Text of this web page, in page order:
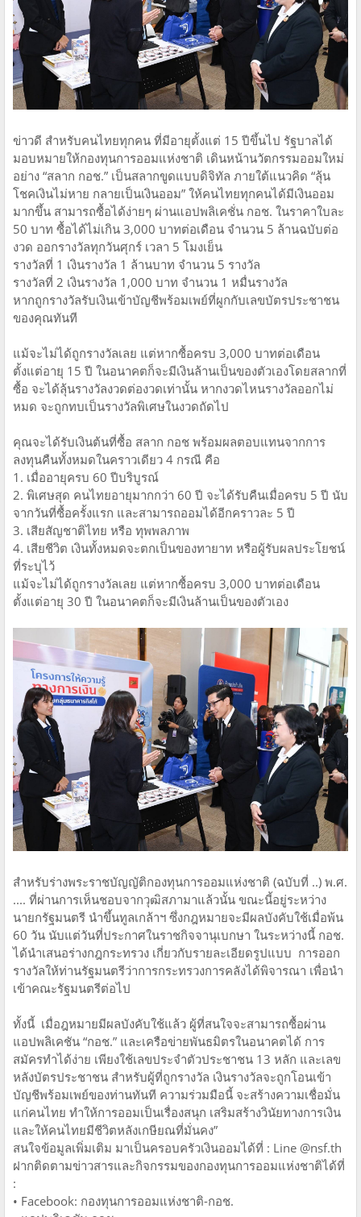
ข่าวดี สำหรับคนไทยทุกคน ที่มีอายุตั้งแต่ 15 ปีขึ้นไป รัฐบาลได้
มอบหมายให้กองทุนการออมแห่งชาติ เดินหน้านวัตกรรมออมใหม่
อย่าง “สลาก กอช.” เป็นสลากขูดแบบดิจิทัล ภายใต้แนวคิด “ลุ้น
โชคเงินไม่หาย กลายเป็นเงินออม” ให้คนไทยทุกคนได้มีเงินออม
มากขึ้น สามารถซื้อได้ง่ายๆ ผ่านแอปพลิเคชั่น กอช. ในราคาใบละ
50 บาท ซื้อได้ไม่เกิน 3,000 บาทต่อเดือน จำนวน 5 ล้านฉบับต่อ
งวด ออกรางวัลทุกวันศุกร์ เวลา 5 โมงเย็น
รางวัลที่ 1 เงินรางวัล 1 ล้านบาท จำนวน 5 รางวัล
รางวัลที่ 2 เงินรางวัล 1,000 บาท จำนวน 1 หมื่นรางวัล
หากถูกรางวัลรับเงินเข้าบัญชีพร้อมเพย์ที่ผูกกับเลขบัตรประชาชน
ของคุณทันที
แม้จะไม่ได้ถูกรางวัลเลย แต่หากซื้อครบ 3,000 บาทต่อเดือน
ตั้งแต่อายุ 15 ปี ในอนาคตก็จะมีเงินล้านเป็นของตัวเองโดยสลากที่
ซื้อ จะได้ลุ้นรางวัลงวดต่องวดเท่านั้น หากงวดไหนรางวัลออกไม่
หมด จะถูกทบเป็นรางวัลพิเศษในงวดถัดไป
คุณจะได้รับเงินต้นที่ซื้อ สลาก กอช พร้อมผลตอบแทนจากการ
ลงทุนคืนทั้งหมดในคราวเดียว 4 กรณี คือ
1. เมื่ออายุครบ 60 ปีบริบูรณ์
2. พิเศษสุด คนไทยอายุมากกว่า 60 ปี จะได้รับคืนเมื่อครบ 5 ปี นับ
จากวันที่ซื้อครั้งแรก และสามารถออมได้อีกคราวละ 5 ปี
3. เสียสัญชาติไทย หรือ ทุพพลภาพ
4. เสียชีวิต เงินทั้งหมดจะตกเป็นของทายาท หรือผู้รับผลประโยชน์
ที่ระบุไว้
แม้จะไม่ได้ถูกรางวัลเลย แต่หากซื้อครบ 3,000 บาทต่อเดือน
ตั้งแต่อายุ 30 ปี ในอนาคตก็จะมีเงินล้านเป็นของตัวเอง
สำหรับร่างพระราชบัญญัติกองทุนการออมแห่งชาติ (ฉบับที่ ..) พ.ศ.
.... ที่ผ่านการเห็นชอบจากวุฒิสภามาแล้วนั้น ขณะนี้อยู่ระหว่าง
นายกรัฐมนตรี นำขึ้นทูลเกล้าฯ ซึ่งกฎหมายจะมีผลบังคับใช้เมื่อพ้น
60 วัน นับแต่วันที่ประกาศในราชกิจจานุเบกษา ในระหว่างนี้ กอช.
ได้นำเสนอร่างกฎกระทรวง เกี่ยวกับรายละเอียดรูปแบบ การออก
รางวัลให้ท่านรัฐมนตรีว่าการกระทรวงการคลังได้พิจารณา เพื่อนำ
เข้าคณะรัฐมนตรีต่อไป
ทั้งนี้ เมื่อฎหมายมีผลบังคับใช้แล้ว ผู้ที่สนใจจะสามารถซื้อผ่าน
แอปพลิเคชัน “กอช.” และเครือข่ายพันธมิตรในอนาคตได้ การ
สมัครทำได้ง่าย เพียงใช้เลขประจำตัวประชาชน 13 หลัก และเลข
หลังบัตรประชาชน สำหรับผู้ที่ถูกรางวัล เงินรางวัลจะถูกโอนเข้า
บัญชีพร้อมเพย์ของท่านทันที ความร่วมมือนี้ จะสร้างความเชื่อมั่น
แก่คนไทย ทำให้การออมเป็นเรื่องสนุก เสริมสร้างวินัยทางการเงิน
และให้คนไทยมีชีวิตหลังเกษียณที่มั่นคง”
สนใจข้อมูลเพิ่มเติม มาเป็นครอบครัวเงินออมได้ที่ : Line @nsf.th
ฝากติดตามข่าวสารและกิจกรรมของกองทุนการออมแห่งชาติได้ที่
:
• Facebook: กองทุนการออมแห่งชาติ-กอช.